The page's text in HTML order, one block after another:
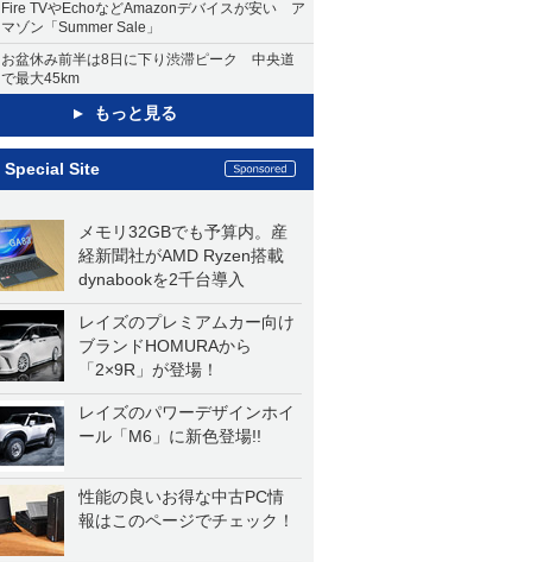
Fire TVやEchoなどAmazonデバイスが安い ア
マゾン「Summer Sale」
お盆休み前半は8日に下り渋滞ピーク 中央道
で最大45km
もっと見る
Special Site
メモリ32GBでも予算内。産
経新聞社がAMD Ryzen搭載
dynabookを2千台導入
レイズのプレミアムカー向け
ブランドHOMURAから
「2×9R」が登場！
レイズのパワーデザインホイ
ール「M6」に新色登場!!
性能の良いお得な中古PC情
報はこのページでチェック！